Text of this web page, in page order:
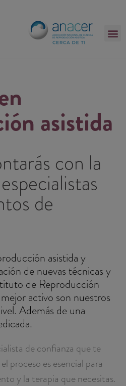
asistida
con la
de
asistida y
de nuevas técnicas y
de Reproducción
activo son nuestros
Además de una
de confianza que te
proceso es esencial para
y la terapia que necesitas.